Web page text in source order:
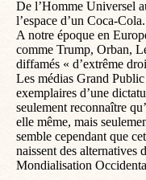
De l’Homme Universel
l’espace d’un Coca-Cola.
A notre époque en
comme Trump, Orban,
diffamés « d’extrême
Les médias Grand
exemplaires d’une
seulement reconnaître
elle même, mais
semble cependant que
naissent des alternatives
Mondialisation